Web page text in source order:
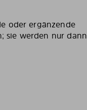
oder ergänzende
sie werden nur dann